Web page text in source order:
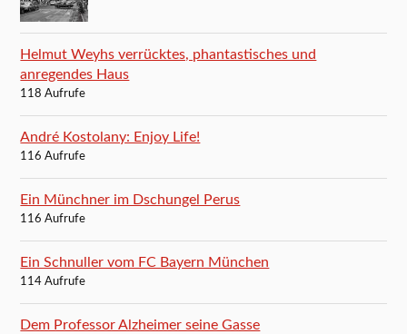
Helmut Weyhs verrücktes, phantastisches und
anregendes Haus
118 Aufrufe
André Kostolany: Enjoy Life!
116 Aufrufe
Ein Münchner im Dschungel Perus
116 Aufrufe
Ein Schnuller vom FC Bayern München
114 Aufrufe
Dem Professor Alzheimer seine Gasse